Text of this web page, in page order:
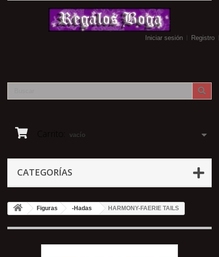
Iniciar sesión Registro
Carrito: vacío
CATEGORÍAS
Figuras -Hadas HARMONY-FAERIE TAILS